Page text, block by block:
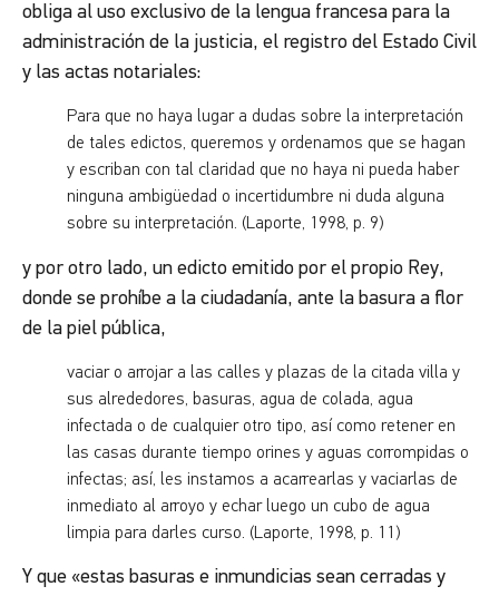
obliga al uso exclusivo de la lengua francesa para la
administración de la justicia, el registro del Estado Civil
y las actas notariales:
Para que no haya lugar a dudas sobre la interpretación
de tales edictos, queremos y ordenamos que se hagan
y escriban con tal claridad que no haya ni pueda haber
ninguna ambigüedad o incertidumbre ni duda alguna
sobre su interpretación. (Laporte, 1998, p. 9)
y por otro lado, un edicto emitido por el propio Rey,
donde se prohíbe a la ciudadanía, ante la basura a flor
de la piel pública,
vaciar o arrojar a las calles y plazas de la citada villa y
sus alrededores, basuras, agua de colada, agua
infectada o de cualquier otro tipo, así como retener en
las casas durante tiempo orines y aguas corrompidas o
infectas; así, les instamos a acarrearlas y vaciarlas de
inmediato al arroyo y echar luego un cubo de agua
limpia para darles curso. (Laporte, 1998, p. 11)
Y que «estas basuras e inmundicias sean cerradas y